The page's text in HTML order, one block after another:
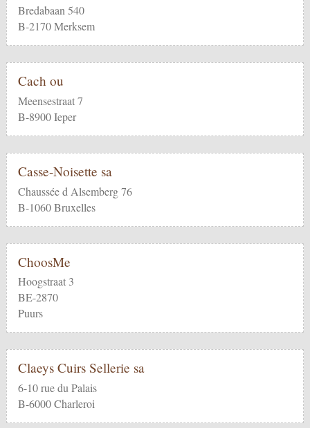
Bredabaan 540
B-2170 Merksem
Cach ou
Meensestraat 7
B-8900 Ieper
Casse-Noisette sa
Chaussée d Alsemberg 76
B-1060 Bruxelles
ChoosMe
Hoogstraat 3
BE-2870
Puurs
Claeys Cuirs Sellerie sa
6-10 rue du Palais
B-6000 Charleroi